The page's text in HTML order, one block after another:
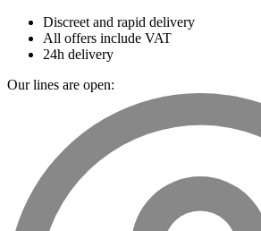
Discreet and rapid delivery
All offers include VAT
24h delivery
Our lines are open: